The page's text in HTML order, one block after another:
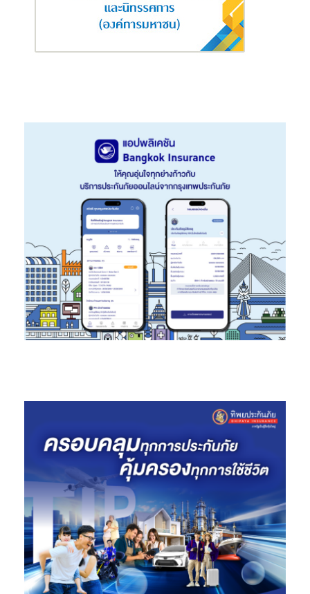
นายยูจีน ฟง จูน เซียง บริษัท ไทยไพบูลย์ประกันภัย จำกัด (มหาชน)
นายเบน อาศนะเสน บริษัท ไทยเศรษฐกิจประกันภัย จำกัด (มหาชน)
(มหาชน)
นายชาติชาย พานิชชีวะ บริษัท เออร์โกประกันภัย (ประเทศไทย) จำกัด
ทั้งนี้ คณะกรรมการบริหารสมาคมฯ ชุดใหม่จะได้ร่วมกันขับเคลื่อนสมา
คมฯ และภาคธุรกิจประกันวินาศภัยให้มีการเติบโตอย่างต่อเนื่องและ
มั่นคง พร้อมเป็นเสาหลักของระบบเศรษฐกิจและสังคมของประเทศ
อย่างยั่งยืนต่อไป